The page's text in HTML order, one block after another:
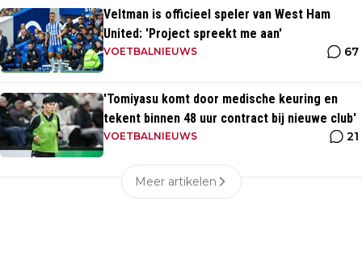
Veltman is officieel speler van West Ham
United: 'Project spreekt me aan'
VOETBALNIEUWS 67
'Tomiyasu komt door medische keuring en
tekent binnen 48 uur contract bij nieuwe club'
VOETBALNIEUWS 21
Meer artikelen